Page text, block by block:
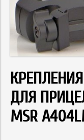
КРЕПЛЕНИЯ
ДЛЯ
MSR